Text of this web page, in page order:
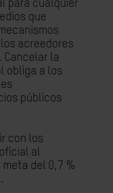
para cualquier
que
acreedores
Cancelar la
obliga a los
públicos
con los
al
del 0,7 %